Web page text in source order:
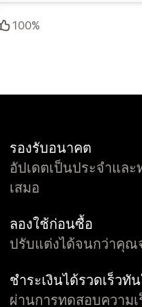
100%
รองรับอนาคต
อัปเดตเป็นประจำแล
เสมอ
ลองใช้ก่อนซื้อ
ปรับแต่งได้จนกว่าคุณ
ชำระเงินได้รวดเร็วทั
ผ่านการทดสอบความเ